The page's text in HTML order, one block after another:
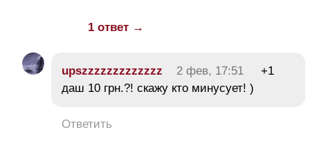
1 ответ →
upszzzzzzzzzzzzz 2 фев, 17:51
+1
даш 10 грн.?! скажу кто минусует! )
Ответить